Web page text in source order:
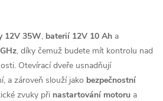
12V 35W, baterií 12V 10 Ah a
, díky čemuž budete mít kontrolu nad
Otevírací dveře usnadňují
a zároveň slouží jako bezpečnostní
zvuky při nastartování motoru a